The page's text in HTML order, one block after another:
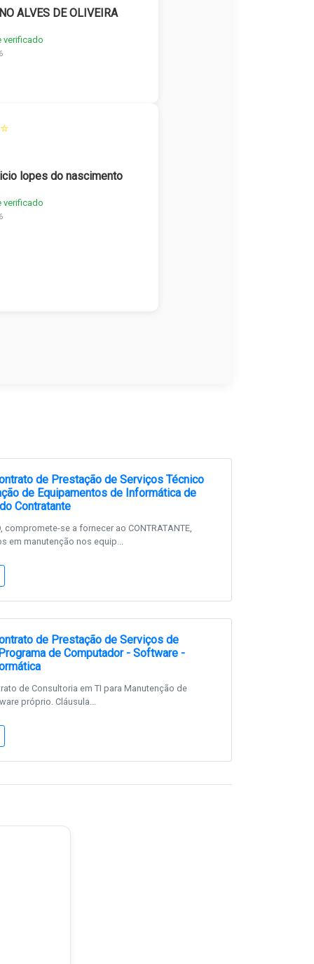
ALVES DE OLIVEIRA
verificado
lopes do nascimento
verificado
de Prestação de Serviços Técnico
de Equipamentos de Informática de
Contratante
compromete-se a fornecer ao CONTRATANTE,
em manutenção nos equip...
de Prestação de Serviços de
de Computador - Software -
de Consultoria em TI para Manutenção de
próprio. Cláusula...